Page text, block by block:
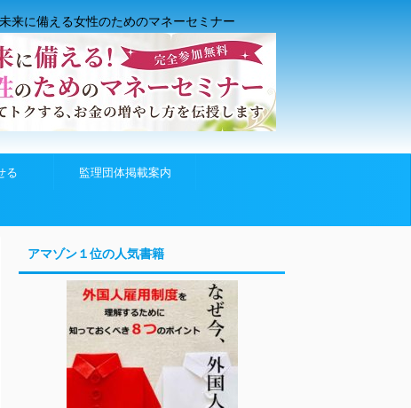
未来に備える女性のためのマネーセミナー
る 監理団体掲載案内
アマゾン１位の人気書籍